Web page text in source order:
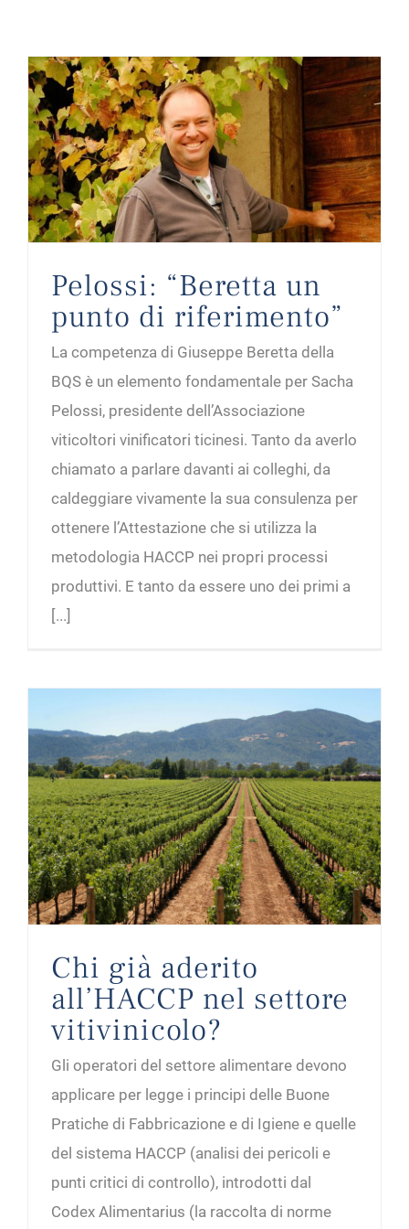
Pelossi: “Beretta un
punto di riferimento”
La competenza di Giuseppe Beretta della
BQS è un elemento fondamentale per Sacha
Pelossi, presidente dell’Associazione
viticoltori vinificatori ticinesi. Tanto da averlo
chiamato a parlare davanti ai colleghi, da
caldeggiare vivamente la sua consulenza per
ottenere l’Attestazione che si utilizza la
metodologia HACCP nei propri processi
produttivi. E tanto da essere uno dei primi a
[...]
Chi già aderito
all’HACCP nel settore
vitivinicolo?
Gli operatori del settore alimentare devono
applicare per legge i principi delle Buone
Pratiche di Fabbricazione e di Igiene e quelle
del sistema HACCP (analisi dei pericoli e
punti critici di controllo), introdotti dal
Codex Alimentarius (la raccolta di norme